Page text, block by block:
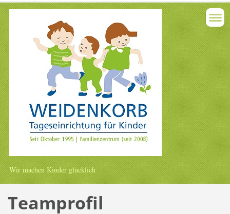
Wir machen Kinder glücklich
Teamprofil